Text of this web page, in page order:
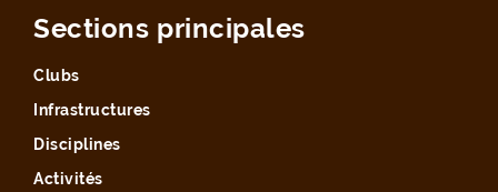
Sections principales
Clubs
Infrastructures
Disciplines
Activités